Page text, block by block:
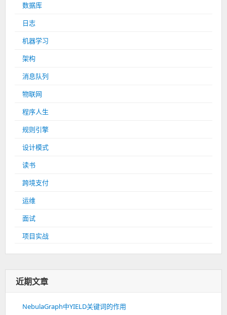
数据库
日志
机器学习
架构
消息队列
物联网
程序人生
规则引擎
设计模式
读书
跨境支付
运维
面试
项目实战
近期文章
NebulaGraph中YIELD关键词的作用